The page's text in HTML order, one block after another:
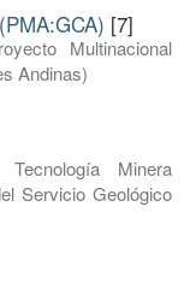
[7]
Multinacional
Andinas)
Minera
Servicio Geológico